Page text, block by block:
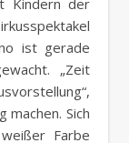
Kindern der
ist gerade
„Zeit
Sich
Farbe